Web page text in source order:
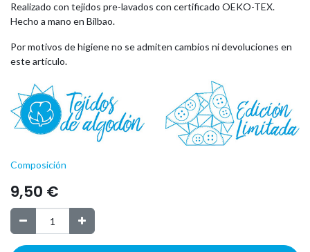
Realizado con tejidos pre-lavados con certificado OEKO-TEX.
Hecho a mano en Bilbao.
Por motivos de higiene no se admiten cambios ni devoluciones en
este artículo.
Composición
9,50 €